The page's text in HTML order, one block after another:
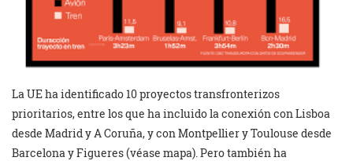
La UE ha identificado 10 proyectos transfronterizos
prioritarios, entre los que ha incluido la conexión con Lisboa
desde Madrid y A Coruña, y con Montpellier y Toulouse desde
Barcelona y Figueres (véase mapa). Pero también ha